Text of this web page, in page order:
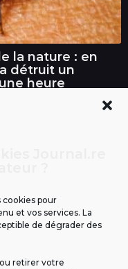
cookies pour
et vos services. La
de dégrader des
retirer votre
la nature : en
détruit un
heure